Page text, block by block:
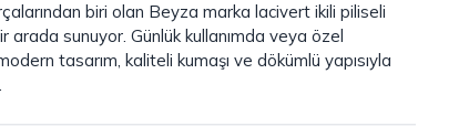
biri olan Beyza marka lacivert ikili piliseli
sunuyor. Günlük kullanımda veya özel
tasarım, kaliteli kumaşı ve dökümlü yapısıyla